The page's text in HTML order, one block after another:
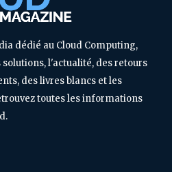
dédié au Cloud Computing,
l'actualité, des retours
des livres blancs et les
toutes les informations